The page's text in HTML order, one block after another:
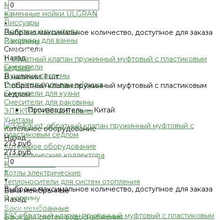
Мойки для кухни
Каменные мойки ULGRAN
Писсуары
Полотенцесушители
Раковины для ванны
Смесители
Назад
Смесители
Душевые системы
Смесители для ванны/душа
Смесители для кухни
Смесители для раковины
ЭЛЕКТРИЧЕСКИЕ краны
Унитазы
Котельное оборудование
Назад
Котельное оборудование
Гидравлические коллектора
Котлы газовые
Котлы электрические
Теплоносители для систем отопления
Баки мембранные
Назад
Баки мембранные
Баки для систем водоснабжения
-
+
×
Выбрано максимальное количество, доступное для заказа
В корзину
Добавлено
1" обратный клапан пружинный муфтовый с пластиковым
седлом
В наличии: 1 шт.
1" обратный клапан пружинный муфтовый с пластиковым
седлом
•Производитель — Китай
273 руб.
273 руб.
-
+
×
Выбрано максимальное количество, доступное для заказа
В корзину
Добавлено
3/4" обратный клапан пружинный муфтовый с пластиковым